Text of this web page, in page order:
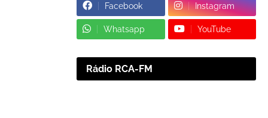
Facebook Instagram
Whatsapp YouTube
Rádio RCA-FM